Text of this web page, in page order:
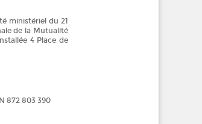
ministériel du 21
de la Mutualité
4 Place de
872 803 390